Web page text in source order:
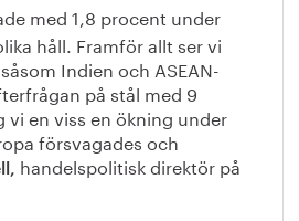
med 1,8 procent under
håll. Framför allt ser vi
Indien och ASEAN-
på stål med 9
vi en viss en ökning under
försvagades och
handelspolitisk direktör på